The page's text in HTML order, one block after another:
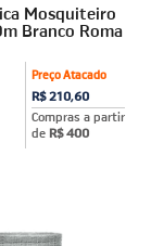
Mosquiteiro
Branco Roma
Preço Atacado
R$ 210,60
Compras a partir
de R$ 400